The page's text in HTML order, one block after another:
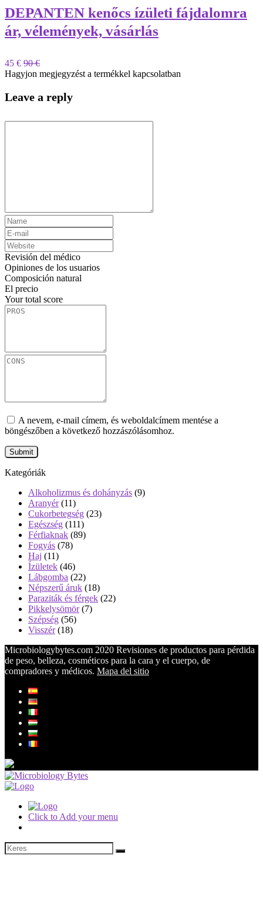
DEPANTEN kenőcs ízületi fájdalomra
ár, vélemények, vásárlás
45 € 90 €
Hagyjon megjegyzést a termékkel kapcsolatban
Leave a reply
Revisión del médico
Opiniones de los usuarios
Composición natural
El precio
Your total score
A nevem, e-mail címem, és weboldalcímem mentése a
böngészőben a következő hozzászólásomhoz.
Kategóriák
Alkoholizmus és dohányzás (9)
Aranyér(11)
Cukorbetegség (23)
Egészség (111)
Férfiaknak (89)
Fogyás (78)
Haj (11)
Ízületek (46)
Lábgomba (22)
Népszerű áruk (18)
Paraziták és férgek (22)
Pikkelysömör(7)
Szépség (56)
Visszér(18)
Microbiologybytes.com 2020 Revisiones de productos para pérdida
de peso, belleza, cosméticos para la cara y el cuerpo, de
compradores y médicos. Mapa del sitio
Click to Add your menu